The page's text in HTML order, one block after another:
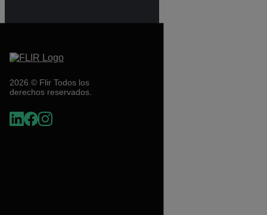
2026 © Flir Todos los
derechos reservados.